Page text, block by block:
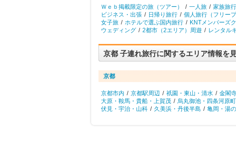
Ｗｅｂ掲載限定の旅（ツアー） / 一人旅 / 家族旅行
ビジネス・出張 / 日帰り旅行 / 個人旅行（フリー
女子旅 / ホテルで選ぶ国内旅行 / KNTメンバーズ
ウェディング / 2都市（2エリア）周遊 / レンタル
京都 子連れ旅行に関するエリア情報を
京都
京都市内 / 京都駅周辺 / 祇園・東山・清水 / 金閣
大原・鞍馬・貴船・上賀茂 / 烏丸御池・四条河原町
伏見・宇治・山科 / 久美浜・丹後半島 / 亀岡・湯